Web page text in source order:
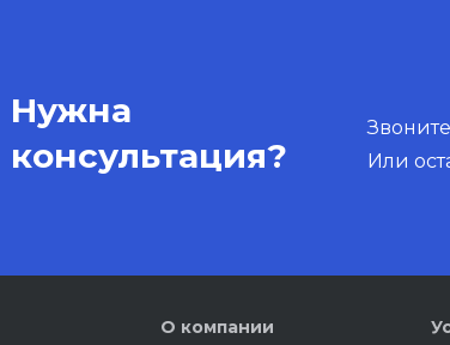
Нужна
консультация?
Или
О компании